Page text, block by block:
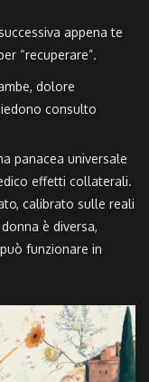
appena te
“recuperare”.
dolore
consulto
panacea universale
effetti collaterali.
calibrato sulle reali
è diversa,
funzionare in